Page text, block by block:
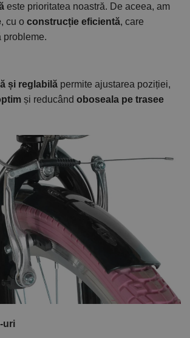
este prioritatea noastră. De aceea, am
, cu o construcție eficientă, care
probleme.
și reglabilă permite ajustarea poziției,
și reducând oboseala pe trasee
uri